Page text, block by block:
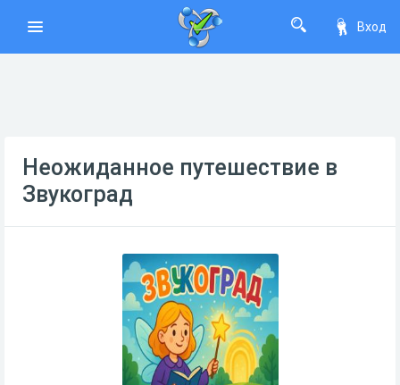
Вход
Неожиданное путешествие в
Звукоград